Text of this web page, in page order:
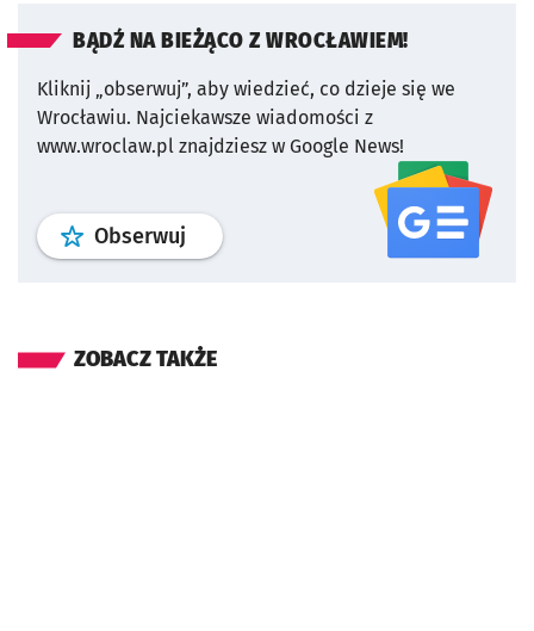
BĄDŹ NA BIEŻĄCO Z WROCŁAWIEM!
Kliknij „obserwuj”, aby wiedzieć, co dzieje się we
Wrocławiu. Najciekawsze wiadomości z
www.wroclaw.pl znajdziesz w Google News!
Obserwuj profil serwisu
ZOBACZ TAKŻE